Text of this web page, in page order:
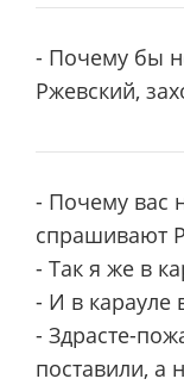
- Почему бы
Ржевский,
- Почему вас
спрашивают
- Так я же в
- И в карауле
- Здрасте-
поставили, а